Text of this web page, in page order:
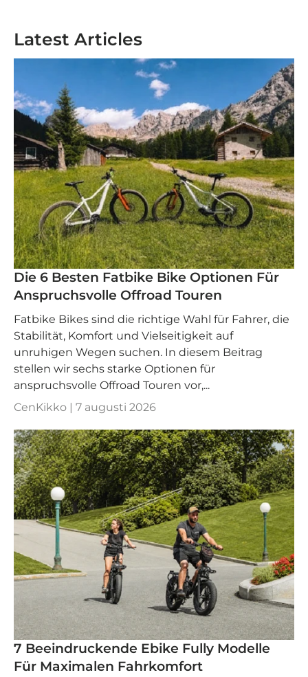
Latest Articles
Die 6 Besten Fatbike Bike Optionen Für
Anspruchsvolle Offroad Touren
Fatbike Bikes sind die richtige Wahl für Fahrer, die
Stabilität, Komfort und Vielseitigkeit auf
unruhigen Wegen suchen. In diesem Beitrag
stellen wir sechs starke Optionen für
anspruchsvolle Offroad Touren vor,...
CenKikko | 7 augusti 2026
7 Beeindruckende Ebike Fully Modelle
Für Maximalen Fahrkomfort